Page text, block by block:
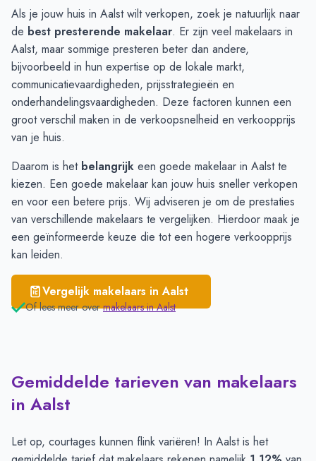
Bruchem
€ 6.333
Gameren
€ 4.671
Nederhemert
€ 4.453
Aalst
€ 4.378
Well
€ 4.177
Ammerzoden
€ 4.093
Zaltbommel
€ 3.986
Als je jouw huis in Aalst wilt verkopen, zoek je natuurlijk naar
de best presterende makelaar. Er zijn veel makelaars in
Aalst, maar sommige presteren beter dan andere,
bijvoorbeeld in hun expertise op de lokale markt,
communicatievaardigheden, prijsstrategieën en
onderhandelingsvaardigheden. Deze factoren kunnen een
groot verschil maken in de verkoopsnelheid en verkoopprijs
van je huis.
Daarom is het belangrijk een goede makelaar in Aalst te
kiezen. Een goede makelaar kan jouw huis sneller verkopen
en voor een betere prijs. Wij adviseren je om de prestaties
van verschillende makelaars te vergelijken. Hierdoor maak je
een geïnformeerde keuze die tot een hogere verkoopprijs
kan leiden.
Vergelijk makelaars inAalst
Of lees meer over makelaars inAalst
Gemiddelde tarieven van makelaars
in Aalst
Let op, courtages kunnen flink variëren! In Aalst is het